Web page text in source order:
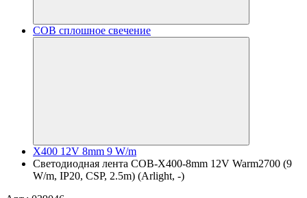
COB сплошное свечение
X400 12V 8mm 9 W/m
Светодиодная лента COB-X400-8mm 12V Warm2700 (9
W/m, IP20, CSP, 2.5m) (Arlight, -)